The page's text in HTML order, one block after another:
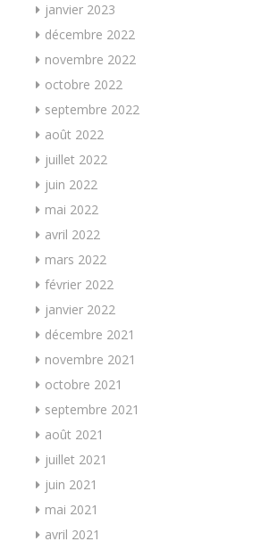
janvier 2023
décembre 2022
novembre 2022
octobre 2022
septembre 2022
août 2022
juillet 2022
juin 2022
mai 2022
avril 2022
mars 2022
février 2022
janvier 2022
décembre 2021
novembre 2021
octobre 2021
septembre 2021
août 2021
juillet 2021
juin 2021
mai 2021
avril 2021